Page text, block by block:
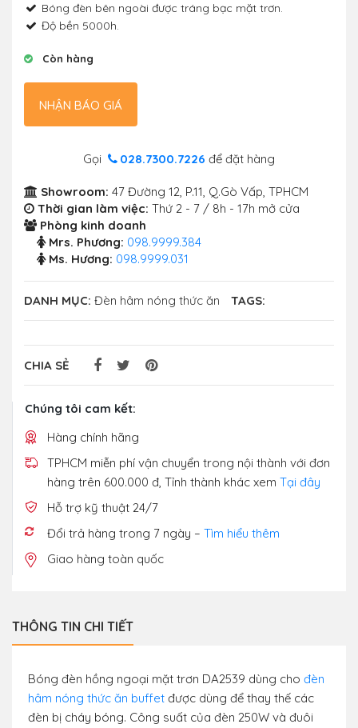
Bóng đèn bên ngoài được tráng bạc mặt trơn.
Độ bền 5000h.
Còn hàng
NHẬN BÁO GIÁ
Gọi 028.7300.7226 để đặt hàng
Showroom: 47 Đường 12, P.11, Q.Gò Vấp, TPHCM
Thời gian làm việc: Thứ 2 - 7 / 8h - 17h mở cửa
Phòng kinh doanh
Mrs. Phương: 098.9999.384
Ms. Hương: 098.9999.031
DANH MỤC: Đèn hâm nóng thức ăn TAGS:
CHIA SẺ
Chúng tôi cam kết:
Hàng chính hãng
TPHCM miễn phí vận chuyển trong nội thành với đơn
hàng trên 600.000 đ, Tỉnh thành khác xem Tại đây
Hỗ trợ kỹ thuật 24/7
Đổi trả hàng trong 7 ngày – Tìm hiểu thêm
Giao hàng toàn quốc
THÔNG TIN CHI TIẾT
Bóng đèn hồng ngoại mặt trơn DA2539 dùng cho đèn
hâm nóng thức ăn buffet được dùng để thay thế các
đèn bị cháy bóng. Công suất của đèn 250W và đuôi